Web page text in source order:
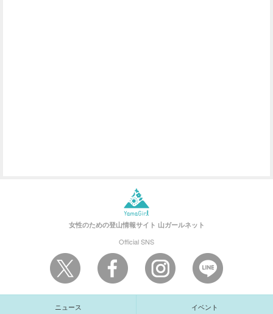
女性のための登山情報サイト 山ガールネット
Official SNS
ニュース イベント